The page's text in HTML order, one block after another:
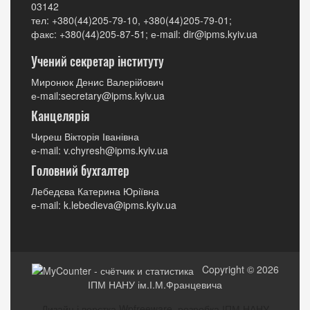
03142
тел: +380(44)205-79-10, +380(44)205-79-01;
факс: +380(44)205-87-51; е-mail: dir@ipms.kyiv.ua
Учений секретар інституту
Миронюк Денис Валерійович
е-mail:secretary@ipms.kyiv.ua
Канцелярія
Чиреш Вікторія Іванівна
е-mail: v.chyresh@ipms.kyiv.ua
Головний бухгалтер
Лебедєва Катерина Юріївна
е-mail: k.lebedieva@ipms.kyiv.ua
Copyright © 2026
ІПМ НАНУ ім.І.М.Францевича